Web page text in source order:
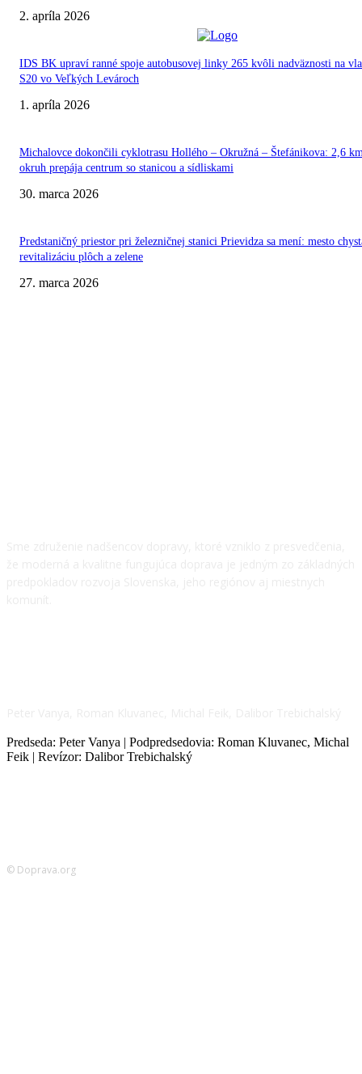
2. apríla 2026
IDS BK upraví ranné spoje autobusovej linky 265 kvôli nadväznosti na
S20 vo Veľkých Levároch
1. apríla 2026
Michalovce dokončili cyklotrasu Hollého – Okružná – Štefánikova: 2,6
okruh prepája centrum so stanicou a sídliskami
30. marca 2026
Predstaničný priestor pri železničnej stanici Prievidza sa mení: mesto
revitalizáciu plôch a zelene
27. marca 2026
Predseda: Peter Vanya | Podpredsedovia: Roman Kluvanec, Michal
Feik | Revízor: Dalibor Trebichalský
© Doprava.org